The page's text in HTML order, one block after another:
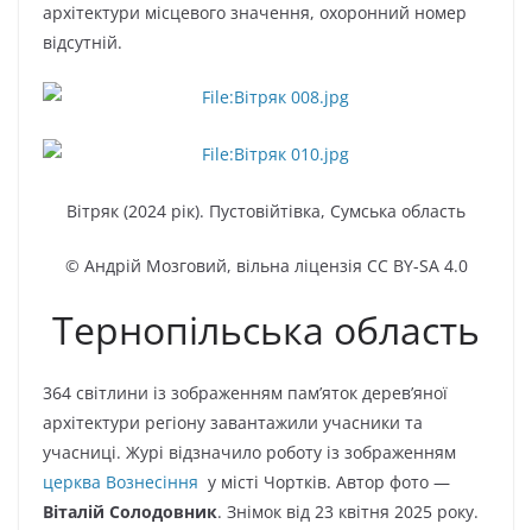
архітектури місцевого значення, охоронний номер
відсутній.
Вітряк (2024 рік). Пустовійтівка, Сумська область
© Андрій Мозговий, вільна ліцензія CC BY-SA 4.0
Тернопільська область
364 світлини із зображенням пам’яток дерев’яної
архітектури регіону завантажили учасники та
учасниці. Журі відзначило роботу із зображенням
церква Вознесіння у місті Чортків. Автор фото —
Віталій Солодовник. Знімок від 23 квітня 2025 року.